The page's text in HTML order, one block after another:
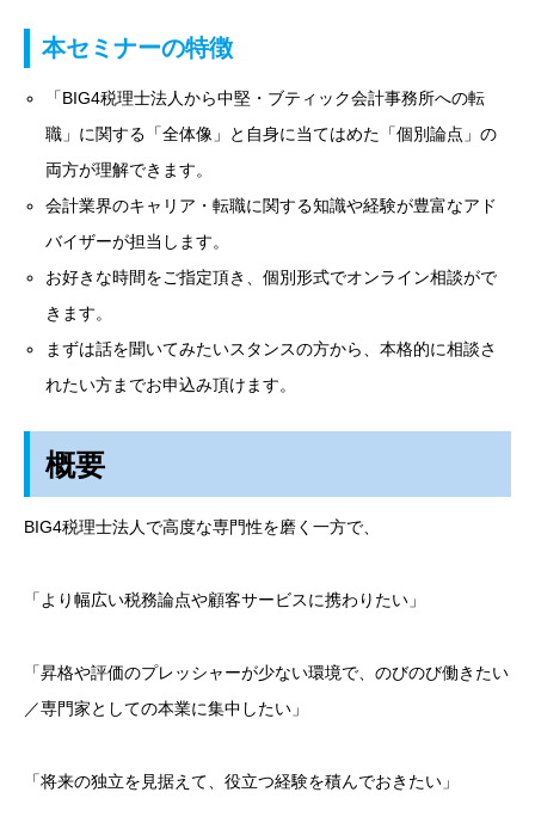
本セミナーの特徴
「BIG4税理士法人から中堅・ブティック会計事務所への転
職」に関する「全体像」と自身に当てはめた「個別論点」の
両方が理解できます。
会計業界のキャリア・転職に関する知識や経験が豊富なアド
バイザーが担当します。
お好きな時間をご指定頂き、個別形式でオンライン相談がで
きます。
まずは話を聞いてみたいスタンスの方から、本格的に相談さ
れたい方までお申込み頂けます。
概要
BIG4税理士法人で高度な専門性を磨く一方で、
「より幅広い税務論点や顧客サービスに携わりたい」
「昇格や評価のプレッシャーが少ない環境で、のびのび働きたい
／専門家としての本業に集中したい」
「将来の独立を見据えて、役立つ経験を積んでおきたい」